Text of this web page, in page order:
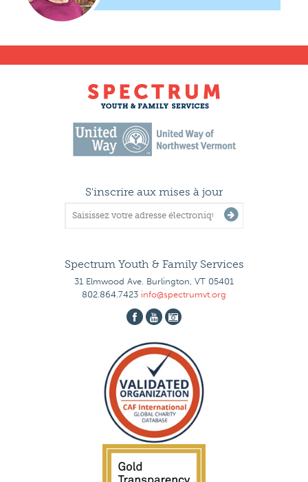
S'inscrire aux mises à jour
Spectrum Youth & Family Services
31 Elmwood Ave. Burlington, VT 05401
802.864.7423 info@spectrumvt.org